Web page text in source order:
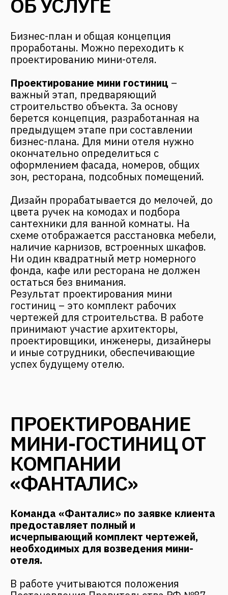
бизнес-плана. Для мини отеля нужно
окончательно определиться с
зон, ресторана, подсобных помещений.
Дизайн прорабатывается до мелочей, до
цвета ручек на комодах и подбора
схеме отображается расстановка мебели,
наличие карнизов, встроенных шкафов.
Ни один квадратный метр номерного
фонда, кафе или ресторана не должен
остаться без внимания.
Результат проектирования мини
гостиниц – это комплект рабочих
чертежей для строительства. В работе
принимают участие архитекторы,
проектировщики, инженеры, дизайнеры
и иные сотрудники, обеспечивающие
успех будущему отелю.
Команда «Фанталис» по заявке клиента
предоставляет полный и
исчерпывающий комплект чертежей,
необходимых для возведения мини-
отеля.
В работе учитываются положения
Постановления Правительства РФ №87
«Фанталис» достаточно для начала
строительства на любой площадке.
Мы предоставляем:
ПРОЕКТИРОВАНИЕ
МИНИ-ГОСТИНИЦ ОТ
КОМПАНИИ
«ФАНТАЛИС»
1. ГЕНЕРАЛЬНЫЙ ПЛАН УЧАСТКА
ЗАСТРОЙКИ (ПРИ НЕОБХОДИМОСТИ)
Содержит разделы, в соответствии с
которыми будет производиться выемка
ландшафта, прокладка коммуникаций. В
план при проектировании мини отелей
включаются:
план размещения на участке
зданий и сооружений, зеленых зон,
спортивных площадок,